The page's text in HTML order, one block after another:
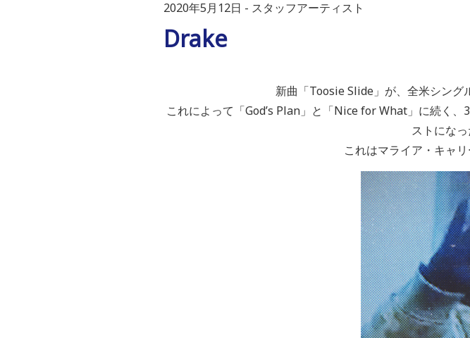
2020年5月12日 スタッフアーティスト
Drake
新曲「Toosie Slide」が、全米シング
これによって「God’s Plan」と「Nice for What」に続く
ストになっ
これはマライア・キャ